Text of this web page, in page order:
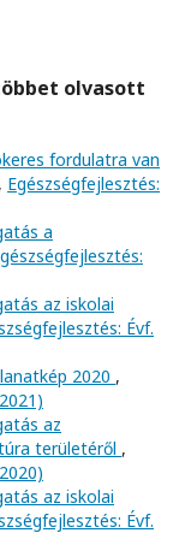
olvasott
fordulatra van
, Egészségfejlesztés:
a
az iskolai
Évf.
2020 ,
az
területéről ,
az iskolai
Évf.